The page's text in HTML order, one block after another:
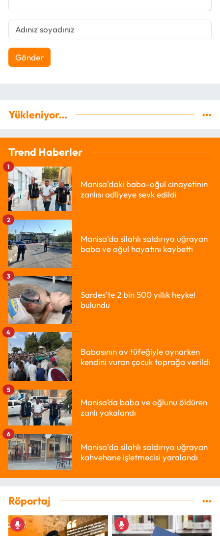
Gönder
Yükleniyor...
Trend Haberler
Manisa'daki baba-oğul cinayetinin
zanlısı adliyeye sevk edildi
1
Manisa'da silahlı saldırıya uğrayan
baba ve oğul hayatını kaybetti
2
Sardes'te 2 bin 500 yıllık heykel
bulundu
3
Babasının av tüfeğiyle oynarken
kendini vuran çocuk toprağa verildi
4
Manisa’da baba ve oğlunu öldüren
zanlı yakalandı
5
Manisa'da silahlı saldırıya uğrayan
kahvehane işletmecisi yaralandı
6
Röportaj